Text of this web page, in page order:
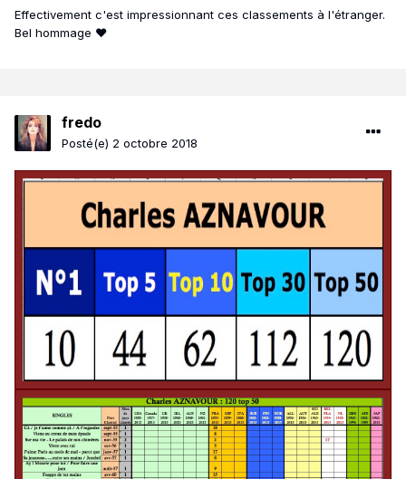
Effectivement c'est impressionnant ces classements à l'étranger.
Bel hommage ❤
fredo
Posté(e) 2 octobre 2018